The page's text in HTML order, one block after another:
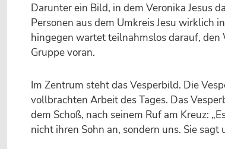
Darunter ein Bild, in dem Veronika Jesus
Personen aus dem Umkreis Jesu wirklich
hingegen wartet teilnahmslos darauf,
Gruppe voran.
Im Zentrum steht das Vesperbild. Die
vollbrachten Arbeit des Tages. Das
dem Schoß, nach seinem Ruf am Kreuz:
nicht ihren Sohn an, sondern uns. Sie